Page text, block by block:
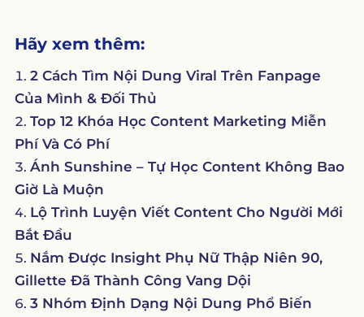
Hãy xem thêm:
2 Cách Tìm Nội Dung Viral Trên Fanpage
Của Mình & Đối Thủ
Top 12 Khóa Học Content Marketing Miễn
Phí Và Có Phí
Ánh Sunshine – Tự Học Content Không Bao
Giờ Là Muộn
Lộ Trình Luyện Viết Content Cho Người Mới
Bắt Đầu
Nắm Được Insight Phụ Nữ Thập Niên 90,
Gillette Đã Thành Công Vang Dội
3 Nhóm Định Dạng Nội Dung Phổ Biến